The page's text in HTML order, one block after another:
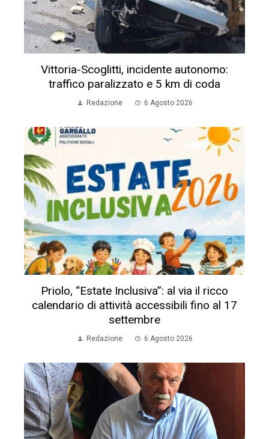
Vittoria-Scoglitti, incidente autonomo:
traffico paralizzato e 5 km di coda
Redazione 6 Agosto 2026
Priolo, “Estate Inclusiva”: al via il ricco
calendario di attività accessibili fino al 17
settembre
Redazione 6 Agosto 2026